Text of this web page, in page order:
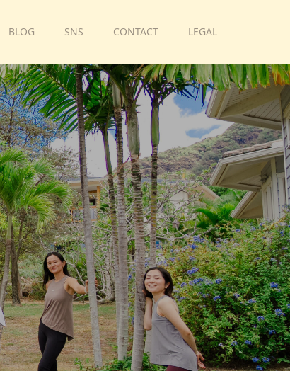
BLOG SNS CONTACT LEGAL